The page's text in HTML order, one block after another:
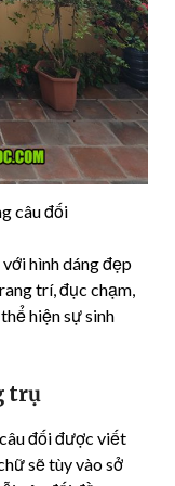
câu đối
hình dáng đẹp
trí, đục chạm,
hiện sự sinh
trụ
đối được viết
sẽ tùy vào sở